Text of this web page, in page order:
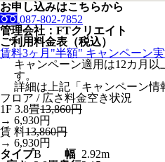
お申し込みはこちらから
087-802-7852
管理会社：FTクリエイト
ご利用料金表（税込）
賃料3ヶ月"半額" キャンペーン実
キャンペーン適用は12カ月以
す。
詳細は上記「キャンペーン情
フロア / 広さ料金空き状況
1F 3.8畳13,860円
→ 6,930円
賃 料13,860円
→ 6,930円
タイプB 幅 2.92m